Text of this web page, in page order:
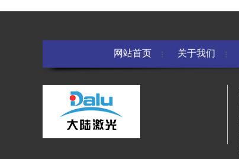
网站首页 关于我们